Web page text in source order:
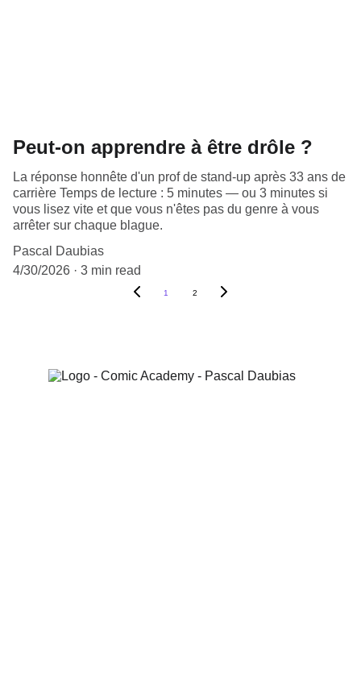
Peut-on apprendre à être drôle ?
La réponse honnête d'un prof de stand-up après 33 ans de
carrière Temps de lecture : 5 minutes — ou 3 minutes si
vous lisez vite et que vous n'êtes pas du genre à vous
arrêter sur chaque blague.
Pascal Daubias
4/30/2026
3 min read
1 2